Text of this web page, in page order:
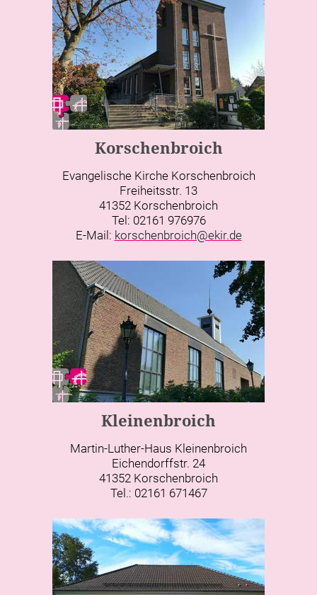
Korschenbroich
Evangelische Kirche Korschenbroich
Freiheitsstr. 13
41352 Korschenbroich
Tel: 02161 976976
E-Mail: korschenbroich@ekir.de
Kleinenbroich
Martin-Luther-Haus Kleinenbroich
Eichendorffstr. 24
41352 Korschenbroich
Tel.: 02161 671467